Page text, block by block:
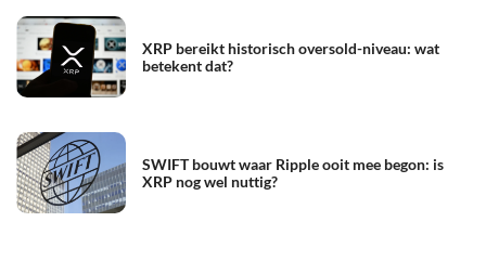
XRP bereikt historisch oversold-niveau: wat
betekent dat?
SWIFT bouwt waar Ripple ooit mee begon: is
XRP nog wel nuttig?